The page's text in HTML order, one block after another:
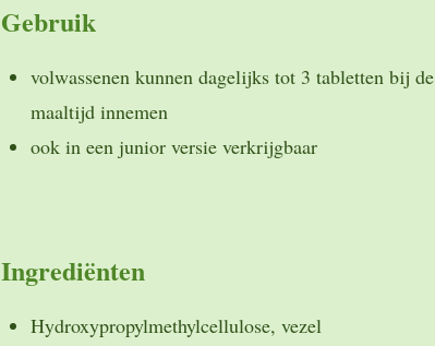
Gebruik
volwassenen kunnen dagelijks tot 3 tabletten bij de
maaltijd innemen
ook in een junior versie verkrijgbaar
Ingrediënten
Hydroxypropylmethylcellulose, vezel